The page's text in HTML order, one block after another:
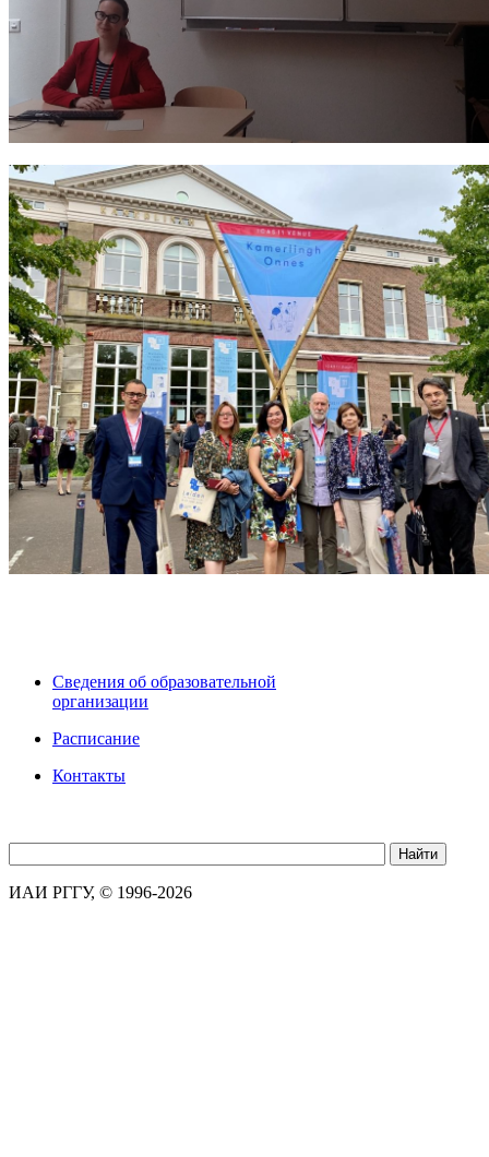
Сведения об образовательной
организации
Расписание
Контакты
ИАИ РГГУ, © 1996-2026